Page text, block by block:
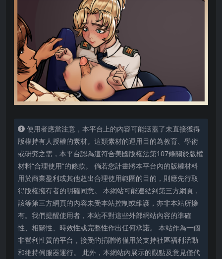
使用者應當注意，本平台上的內容可能涵蓋了未直接獲得
版權持有人授權的素材。這類素材的運用目的為教育、學術
或研究之需，本平台認為這符合美國版權法第107條關於版權
材料“合理使用”的條款。 倘若您計畫將本平台內的版權材料
用於商業盈利或其他超出合理使用範圍的目的，則應先行取
得版權擁有者的明確同意。 本網站可能連結到第三方網頁，
該等第三方網頁的內容未受本站控制或維護，亦非本站所擁
有。我們提醒使用者，本站不對這些外部網站內容的準確
性、相關性、時效性或完整性作出任何承諾。 本站作為一個
非營利性質的平台，接受的捐贈將僅用於支持社區福利活動
和維持伺服器運行。 此外，本網站內展示的觀點及意見僅代